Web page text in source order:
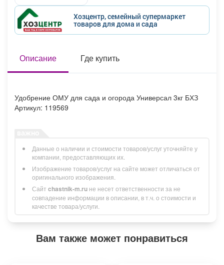
ТВ программа Я - пенсионер
Хозцентр, семейный супермаркет
товаров для дома и сада
Описание Где купить
Удобрение ОМУ для сада и огорода Универсал 3кг БХЗ
Артикул: 119569
Данные о наличии и стоимости товаров/услуг уточняйте у
компании, предоставляющих их.
Изображение товаров/услуг на сайте может отличаться от
оригинального изображения.
Сайт chastnik-m.ru не несет ответственности за не
совпадение информации в описании, в т.ч. о стоимости и
качестве товара/услуги.
Вам также может понравиться